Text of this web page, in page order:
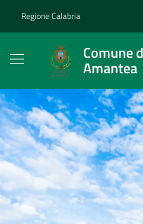
Regione Calabria
Comune
Amantea